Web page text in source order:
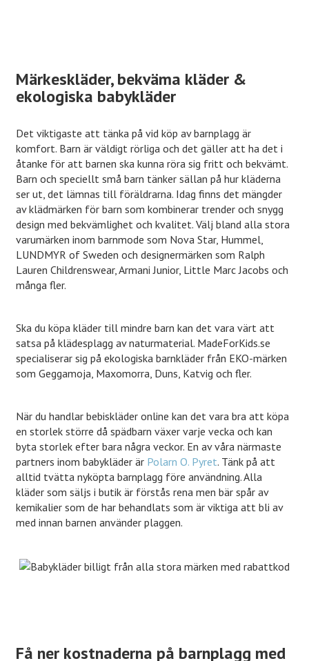
Märkeskläder, bekväma kläder &
ekologiska babykläder
Det viktigaste att tänka på vid köp av barnplagg är
komfort. Barn är väldigt rörliga och det gäller att ha det i
åtanke för att barnen ska kunna röra sig fritt och bekvämt.
Barn och speciellt små barn tänker sällan på hur kläderna
ser ut, det lämnas till föräldrarna. Idag finns det mängder
av klädmärken för barn som kombinerar trender och snygg
design med bekvämlighet och kvalitet. Välj bland alla stora
varumärken inom barnmode som Nova Star, Hummel,
LUNDMYR of Sweden och designermärken som Ralph
Lauren Childrenswear, Armani Junior, Little Marc Jacobs och
många fler.
Ska du köpa kläder till mindre barn kan det vara värt att
satsa på klädesplagg av naturmaterial. MadeForKids.se
specialiserar sig på ekologiska barnkläder från EKO-märken
som Geggamoja, Maxomorra, Duns, Katvig och fler.
När du handlar bebiskläder online kan det vara bra att köpa
en storlek större då spädbarn växer varje vecka och kan
byta storlek efter bara några veckor. En av våra närmaste
partners inom babykläder är Polarn O. Pyret. Tänk på att
alltid tvätta nyköpta barnplagg före användning. Alla
kläder som säljs i butik är förstås rena men bär spår av
kemikalier som de har behandlats som är viktiga att bli av
med innan barnen använder plaggen.
Få ner kostnaderna på barnplagg med